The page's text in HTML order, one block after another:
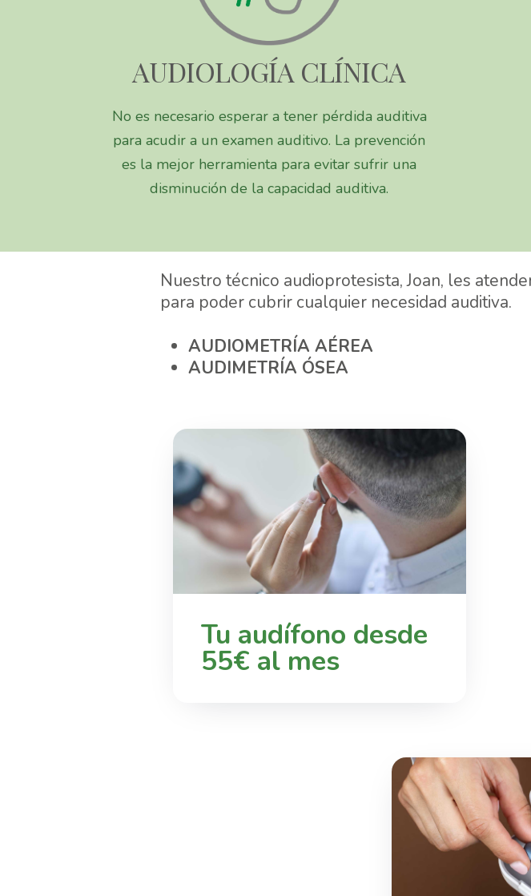
AUDIOLOGÍA CLÍNICA
No es necesario esperar a tener pérdida auditiva
para acudir a un examen auditivo. La prevención
es la mejor herramienta para evitar sufrir una
disminución de la capacidad auditiva.
Nuestro técnico audioprotesista, Joan, les
para poder cubrir cualquier necesidad auditiva.
AUDIOMETRÍA AÉREA
AUDIMETRÍA ÓSEA
Tu audífono desde
55€ al mes